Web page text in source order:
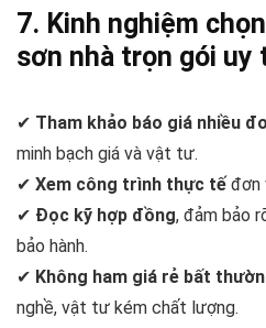
7. Kinh nghiệm
sơn nhà trọn gói uy
✔ Tham khảo báo giá nhiều
minh bạch giá và vật tư.
✔ Xem công trình thực tế đơn
✔ Đọc kỹ hợp đồng, đảm bảo
bảo hành.
✔ Không ham giá rẻ bất
nghề, vật tư kém chất lượng.